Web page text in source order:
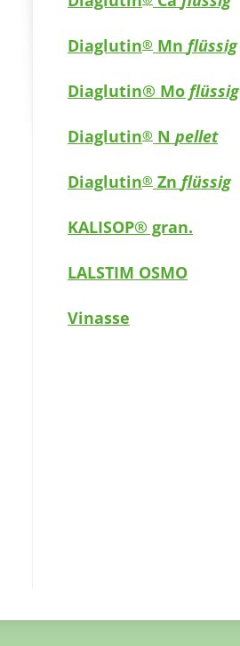
Diaglutin® Mn flüssig
Diaglutin® Mo flüssig
Diaglutin® N pellet
Diaglutin® Zn flüssig
KALISOP® gran.
LALSTIM OSMO
Vinasse